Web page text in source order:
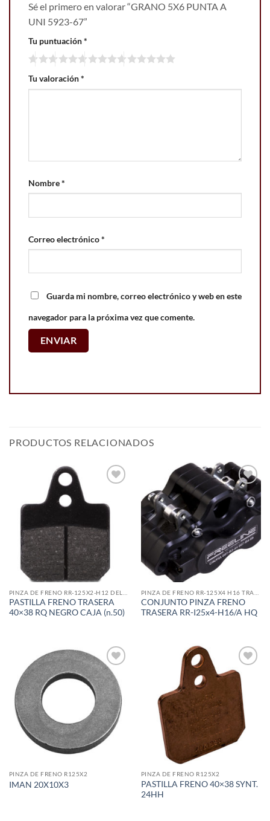
Sé el primero en valorar “GRANO 5X6 PUNTA A
UNI 5923-67”
Tu puntuación*
Tu valoración*
Nombre*
Correo electrónico*
Guarda mi nombre, correo electrónico y web en este
navegador para la próxima vez que comente.
PRODUCTOS RELACIONADOS
PASTILLA FRENO TRASERA
40×38 RQ NEGRO CAJA (n.50)
Add to
wishlist
CONJUNTO PINZA FRENO
TRASERA RR-I25x4-H16/A HQ
Add to
wishlist
PINZA DE FRENO R125X2
IMAN 20X10X3
Add to
wishlist
PINZA DE FRENO R125X2
PASTILLA FRENO 40×38 SYNT.
24HH